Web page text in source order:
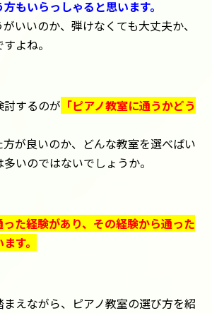
もいらっしゃると思います。
いいのか、弾けなくても大丈夫か、
よね。
するのが 「ピアノ教室に通うかどう
が良いのか、どんな教室を選べばい
いのではないでしょうか。
た経験があり、その経験から通った
す。
えながら、ピアノ教室の選び方を紹